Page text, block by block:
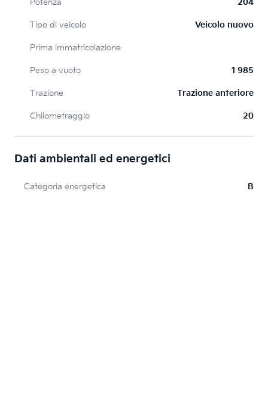
Potenza 204
Tipo di veicolo Veicolo nuovo
Prima immatricolazione
Peso a vuoto 1 985
Trazione Trazione anteriore
Chilometraggio 20
Dati ambientali ed energetici
Categoria energetica B